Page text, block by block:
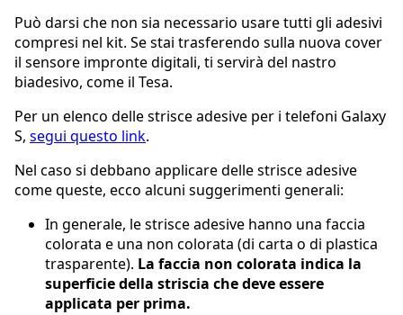
Può darsi che non sia necessario usare tutti gli adesivi
compresi nel kit. Se stai trasferendo sulla nuova cover
il sensore impronte digitali, ti servirà del nastro
biadesivo, come il Tesa.
Per un elenco delle strisce adesive per i telefoni Galaxy
S, segui questo link.
Nel caso si debbano applicare delle strisce adesive
come queste, ecco alcuni suggerimenti generali:
In generale, le strisce adesive hanno una faccia
colorata e una non colorata (di carta o di plastica
trasparente). La faccia non colorata indica la
superficie della striscia che deve essere
applicata per prima.